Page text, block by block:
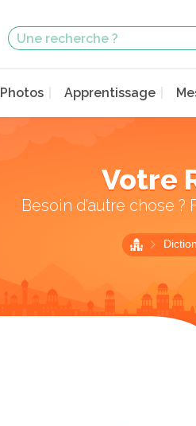
Photos Apprentissage
Votre
Besoin d’autre chose